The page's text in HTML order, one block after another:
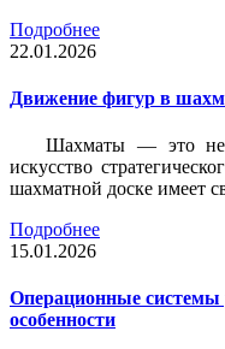
Подробнее
22.01.2026
Движение фигур в
Шахматы — это не
искусство
шахматной доске имеет
Подробнее
15.01.2026
Операционные системы
особенности